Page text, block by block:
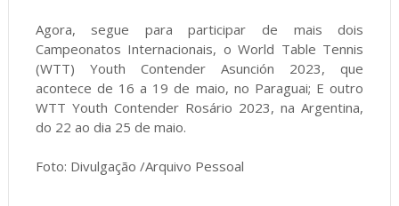
Agora, segue para participar de mais dois
Campeonatos Internacionais, o World Table Tennis
(WTT) Youth Contender Asunción 2023, que
acontece de 16 a 19 de maio, no Paraguai; E outro
WTT Youth Contender Rosário 2023, na Argentina,
do 22 ao dia 25 de maio.
Foto: Divulgação /Arquivo Pessoal